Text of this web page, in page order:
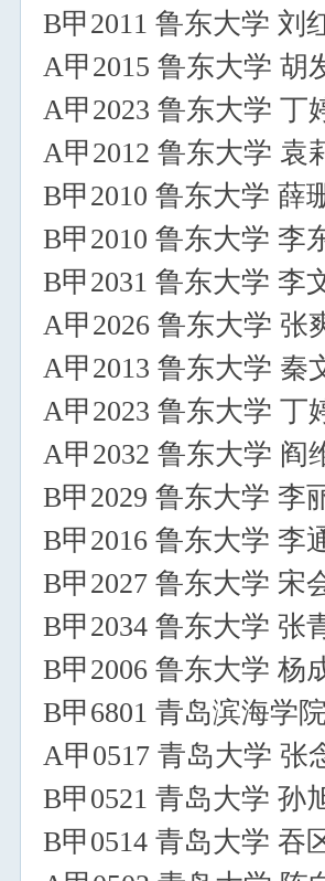
B甲2011 鲁东大学 刘
A甲2015 鲁东大学 胡
A甲2023 鲁东大学 丁
A甲2012 鲁东大学 袁
B甲2010 鲁东大学 薛
B甲2010 鲁东大学 李
B甲2031 鲁东大学 李
A甲2026 鲁东大学 张
A甲2013 鲁东大学 秦
A甲2023 鲁东大学 丁
A甲2032 鲁东大学 阎
B甲2029 鲁东大学 李
B甲2016 鲁东大学 李
B甲2027 鲁东大学 宋
B甲2034 鲁东大学 张
B甲2006 鲁东大学 杨
B甲6801 青岛滨海学
A甲0517 青岛大学 张
B甲0521 青岛大学 孙
B甲0514 青岛大学 吞